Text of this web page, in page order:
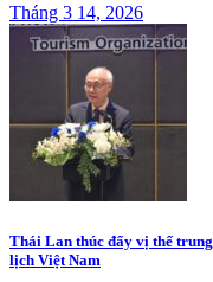
Tháng 3 14, 2026
Thái Lan thúc đẩy vị thế
lịch Việt Nam